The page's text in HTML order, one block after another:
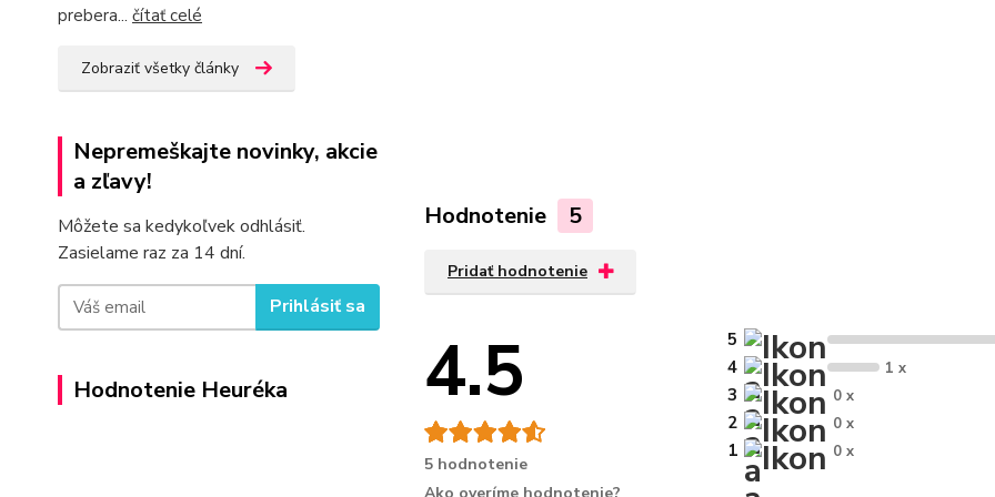
prebera... čítať celé
Zobraziť všetky články
Nepremeškajte novinky, akcie
a zľavy!
Môžete sa kedykoľvek odhlásiť.
Zasielame raz za 14 dní.
Prihlásiť sa
Hodnotenie Heuréka
Hodnotenie 5
Pridať hodnotenie
4.5
5 hodnotenie
5
4
1 x
3 0 x
2 0 x
1 0 x